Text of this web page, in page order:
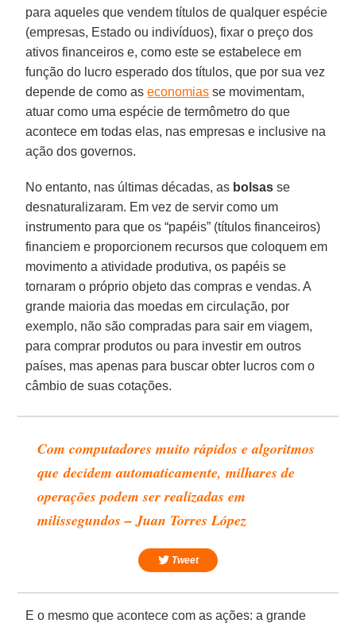
para aqueles que vendem títulos de qualquer espécie
(empresas, Estado ou indivíduos), fixar o preço dos
ativos financeiros e, como este se estabelece em
função do lucro esperado dos títulos, que por sua vez
depende de como aseconomias se movimentam,
atuar como uma espécie de termômetro do que
acontece em todas elas, nas empresas e inclusive na
ação dos governos.
No entanto, nas últimas décadas, as bolsas se
desnaturalizaram. Em vez de servir como um
instrumento para que os “papéis” (títulos financeiros)
financiem e proporcionem recursos que coloquem em
movimento a atividade produtiva, os papéis se
tornaram o próprio objeto das compras e vendas. A
grande maioria das moedas em circulação, por
exemplo, não são compradas para sair em viagem,
para comprar produtos ou para investir em outros
países, mas apenas para buscar obter lucros com o
câmbio de suas cotações.
Com computadores muito rápidos e algoritmos
que decidem automaticamente, milhares de
operações podem ser realizadas em
milissegundos – Juan Torres López
Tweet
E o mesmo que acontece com as ações: a grande